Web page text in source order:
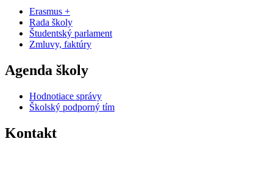
Erasmus +
Rada školy
Študentský parlament
Zmluvy, faktúry
Agenda školy
Hodnotiace správy
Školský podporný tím
Kontakt